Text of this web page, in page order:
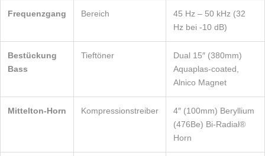
Frequenzgang Bereich
45 Hz – 50 kHz (32
Hz bei -10 dB)
Bestückung
Bass
Tieftöner
Dual 15″ (380mm)
Aquaplas-coated,
Alnico Magnet
Mittelton-Horn Kompressionstreiber
4″ (100mm) Beryllium
(476Be) Bi-Radial®
Horn